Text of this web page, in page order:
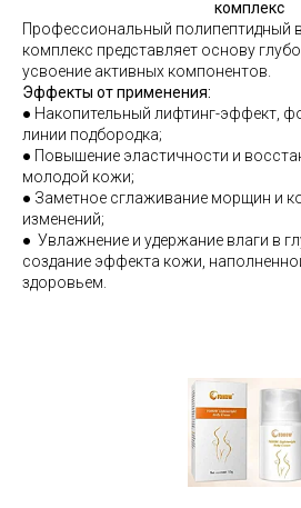
комплекс
Профессиональный полипептидный
комплекс представляет основу
усвоение активных компонентов.
Эффекты от применения:
● Накопительный лифтинг-эффект,
линии подбородка;
● Повышение эластичности и
молодой кожи;
● Заметное сглаживание морщин и
изменений;
● Увлажнение и удержание влаги в
создание эффекта кожи,
здоровьем.